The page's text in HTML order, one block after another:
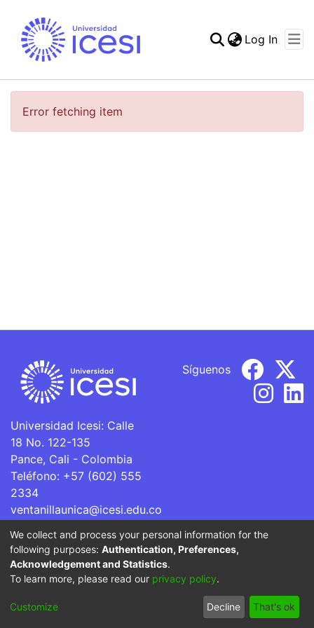
Log In
Error fetching item
Universidad Icesi: Calle
18 No. 122-135
Pance, Cali - Colombia
Teléfono: +57 (602) 555
2334
ventanillaunica@icesi.edu.co
Síguenos
La Universidad Icesi es una Institución de Educación
Superior que se encuentra sujeta a inspección y vigilancia
por parte del Ministerio de Educación Nacional.
Cookie
End User
Agreement
Send
Feedback
We collect and process your personal information for the
following purposes: Authentication, Preferences,
Acknowledgement and Statistics.
To learn more, please read our privacy policy.
Customize Decline That's ok